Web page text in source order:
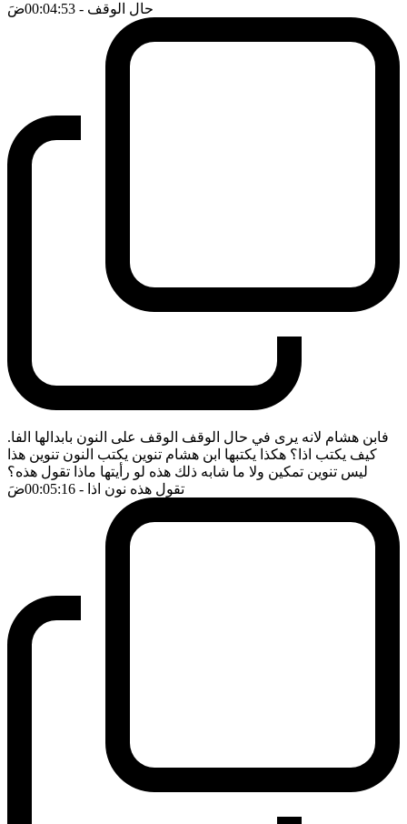
حال الوقف - 00:04:53 ضَ
فابن هشام لانه يرى في حال الوقف الوقف على النون بابدالها الفا.
كيف يكتب اذا؟ هكذا يكتبها ابن هشام تنوين يكتب النون تنوين هذا
ليس تنوين تمكين ولا ما شابه ذلك هذه لو رأيتها ماذا تقول هذه؟
تقول هذه نون اذا - 00:05:16 ضَ